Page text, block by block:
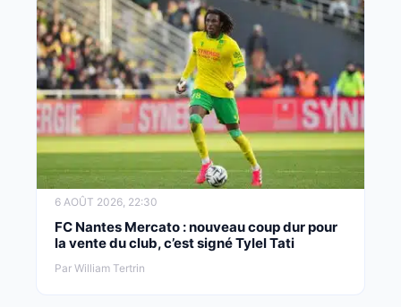
6 AOÛT 2026, 22:30
FC Nantes Mercato : nouveau coup dur pour
la vente du club, c’est signé Tylel Tati
Par William Tertrin